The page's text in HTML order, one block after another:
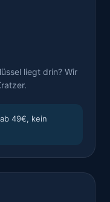
liegt drin? Wir
49€, kein